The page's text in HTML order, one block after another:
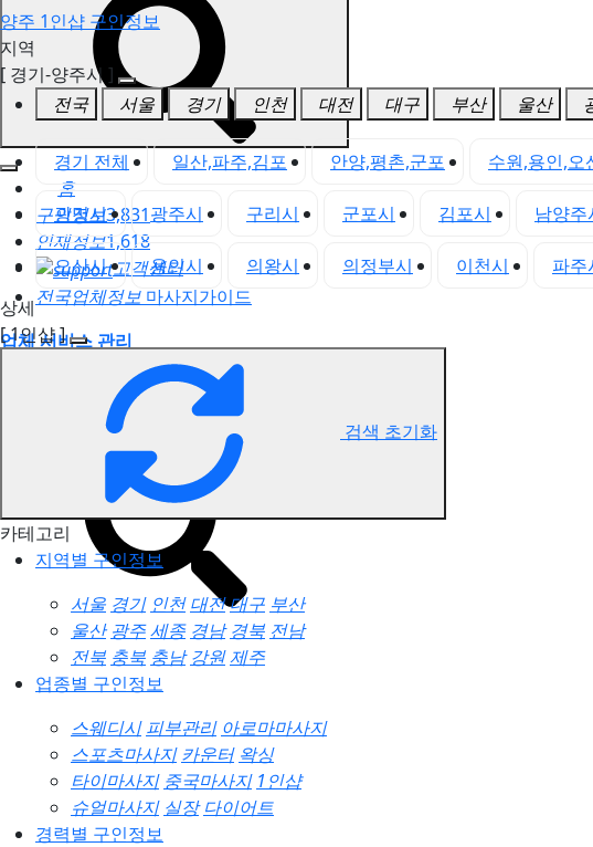
홈
구인정보3,831
인재정보1,618
고객센터
전국업체정보 마사지가이드
업체 서비스 관리
양주 1인샵 구인정보
양주 1인샵 구인정보
지역
[ 경기-양주시 ]
전국
서울 경기 인천 대전 대구 부산 울산
경기 전체 일산,파주,김포 안양,평촌,군포 수원,용인,오
광명시 광주시 구리시 군포시 김포시 남양주
오산시 용인시 의왕시 의정부시 이천시 파주
상세
[ 1인샵 ]
검색 초기화
카테고리
지역별 구인정보
서울 경기 인천 대전대구 부산
울산 광주세종 경남 경북 전남
전북 충북 충남 강원제주
업종별 구인정보
스웨디시 피부관리 아로마마사지
스포츠마사지 카운터 왁싱
타이마사지 중국마사지 1인샵
슈얼마사지 실장 다이어트
경력별 구인정보